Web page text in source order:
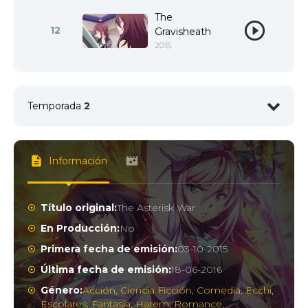
12
The
Gravisheath
2015
Temporada 2
1 <img src="//image.tmdb.org/t/p/w92/
<img src="//image.tmdb.org/t/p/w92/
3 <img src="//image.tmdb.org/t/p/w92/
Información
Título original:The Asterisk War
En Producción:No
Primera fecha de emisión:03-10-2015
Última fecha de emisión:18-06-2016
Género:Acción, Ciencia Ficción, Comedia,Ecchi,
Escolares, Fantasía,Harem,Romance,